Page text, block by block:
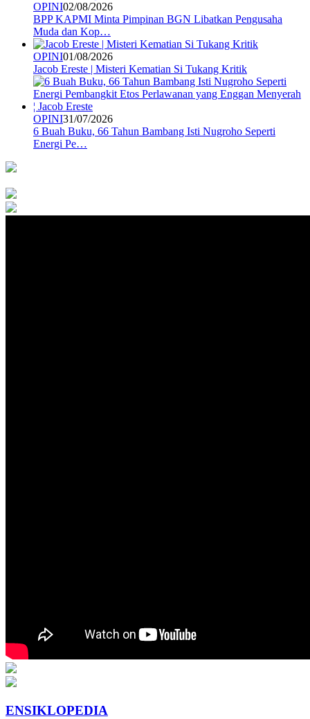
OPINI02/08/2026
BPP KAPMI Minta Pimpinan BGN Libatkan Pengusaha
Muda dan Kop…
OPINI01/08/2026
Jacob Ereste | Misteri Kematian Si Tukang Kritik
OPINI31/07/2026
6 Buah Buku, 66 Tahun Bambang Isti Nugroho Seperti
Energi Pe…
ENSIKLOPEDIA